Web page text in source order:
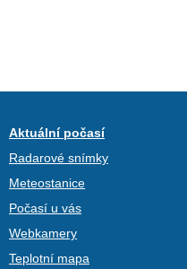
Aktuální počasí
Radarové snímky
Meteostanice
Počasí u vás
Webkamery
Teplotní mapa